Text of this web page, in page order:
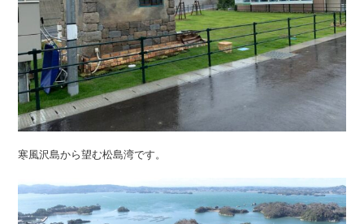
寒風沢島から望む松島湾です。